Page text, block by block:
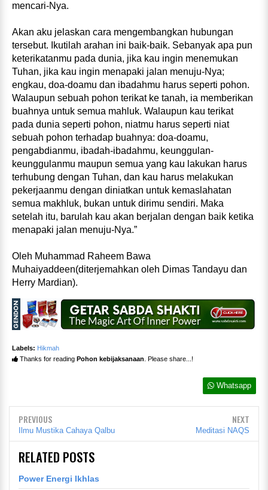
mencari-Nya.
Akan aku jelaskan cara mengembangkan hubungan
tersebut. Ikutilah arahan ini baik-baik. Sebanyak apa pun
keterikatanmu pada dunia, jika kau ingin menemukan
Tuhan, jika kau ingin menapaki jalan menuju-Nya;
engkau, doa-doamu dan ibadahmu harus seperti pohon.
Walaupun sebuah pohon terikat ke tanah, ia memberikan
buahnya untuk semua mahluk. Walaupun kau terikat
pada dunia seperti pohon, niatmu harus seperti niat
sebuah pohon terhadap buahnya: doa-doamu,
pengabdianmu, ibadah-ibadahmu, keunggulan-
keunggulanmu maupun semua yang kau lakukan harus
terhubung dengan Tuhan, dan kau harus melakukan
pekerjaanmu dengan diniatkan untuk kemaslahatan
semua makhluk, bukan untuk dirimu sendiri. Maka
setelah itu, barulah kau akan berjalan dengan baik ketika
menapaki jalan menuju-Nya.”
Oleh Muhammad Raheem Bawa
Muhaiyaddeen(diterjemahkan oleh Dimas Tandayu dan
Herry Mardian).
Labels: Hikmah
Thanks for reading Pohon kebijaksanaan . Please share...!
Whatsapp
PREVIOUS
Ilmu Mustika Cahaya Qalbu
NEXT
Meditasi NAQS
RELATED POSTS
Power Energi Ikhlas